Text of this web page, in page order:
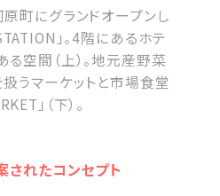
町にグランドオープンし
」。4階にあるホテ
空間（上）。地元産野菜
うマーケットと市場食堂
」（下）。
されたコンセプト